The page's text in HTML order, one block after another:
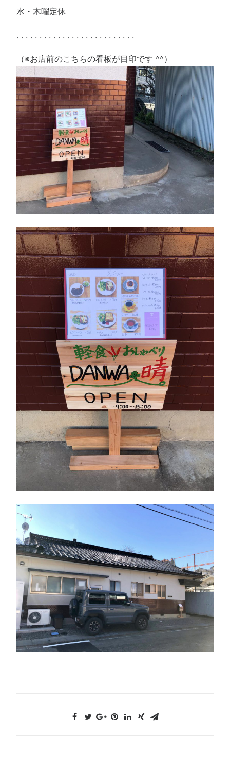
水・木曜定休
. . . . . . . . . . . . . . . . . . . . . . . . . .
（※お店前のこちらの看板が目印です ^^）